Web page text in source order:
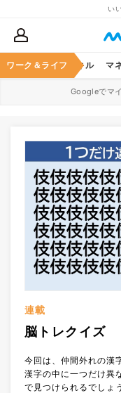
い
ワーク＆ライフ
ア ビジネススキル マ
Googleでマ
連載
脳トレクイズ
今回は、仲間外れの漢
漢字の中に一つだけ異
で見つけられるでしょ